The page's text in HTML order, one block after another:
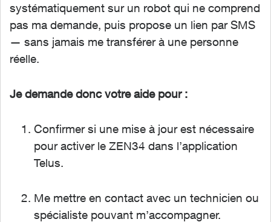
systématiquement sur un robot qui ne comprend
pas ma demande, puis propose un lien par SMS
— sans jamais me transférer à une personne
réelle.
Je demande donc votre aide pour :
Confirmer si une mise à jour est nécessaire
pour activer le ZEN34 dans l’application
Telus.
Me mettre en contact avec un technicien ou
spécialiste pouvant m’accompagner.